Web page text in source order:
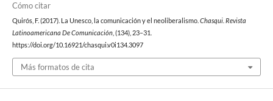
Cómo citar
Quirós, F. (2017). La Unesco, la comunicación y el neoliberalismo. Chasqui. Revista
Latinoamericana De Comunicación, (134), 23–31.
https://doi.org/10.16921/chasqui.v0i134.3097
Más formatos de cita